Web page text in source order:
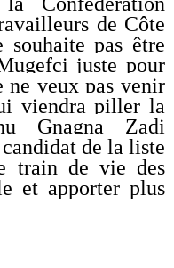
de Côte
pas être
juste pour
ne veux pas venir
viendra piller la
Gnagna Zadi
de la liste
train de vie des
et apporter plus